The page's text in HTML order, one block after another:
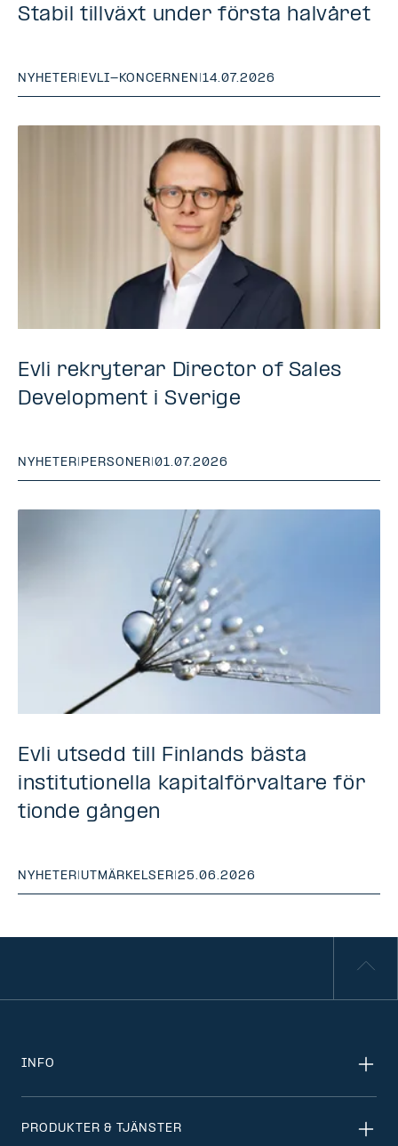
Stabil tillväxt under första halvåret
NYHETER EVLI-KONCERNEN |14.07.2026
Evli rekryterar Director of Sales
Development i Sverige
NYHETER| PERSONER|01.07.2026
Evli utsedd till Finlands bästa
institutionella kapitalförvaltare för
tionde gången
NYHETER UTMÄRKELSER |25.06.2026
INFO
PRODUKTER & TJÄNSTER